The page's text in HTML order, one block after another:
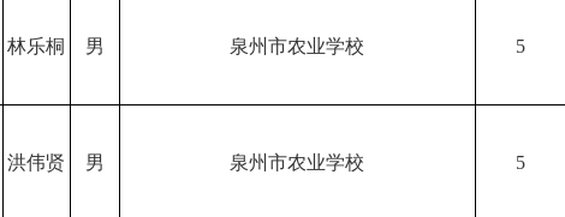
林乐桐 男 泉州市农业学校 5
洪伟贤 男 泉州市农业学校 5